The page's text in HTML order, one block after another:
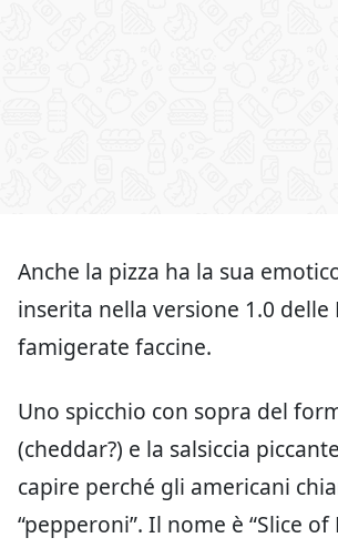
Anche la pizza ha la sua
inserita nella versione 1.0 delle
famigerate faccine.
Uno spicchio con sopra del
(cheddar?) e la salsiccia
capire perché gli americani
“pepperoni”. Il nome è “Slice of